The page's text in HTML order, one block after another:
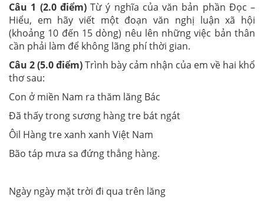
Câu 1 (2.0 điểm) Từ ý nghĩa của văn bản phần Đọc –
Hiểu, em hãy viết một đoạn văn nghị luận xã hội
(khoảng 10 đến 15 dòng) nêu lên những việc bản thân
cần phải làm để không lãng phí thời gian.
Câu 2 (5.0 điểm)Trình bày cảm nhận của em về hai khổ
thơ sau:
Con ở miền Nam ra thăm lăng Bác
Đã thấy trong sương hàng tre bát ngát
Ôil Hàng tre xanh xanh Việt Nam
Bão táp mưa sa đứng thẳng hàng.
Ngày ngày mặt trời đi qua trên lăng